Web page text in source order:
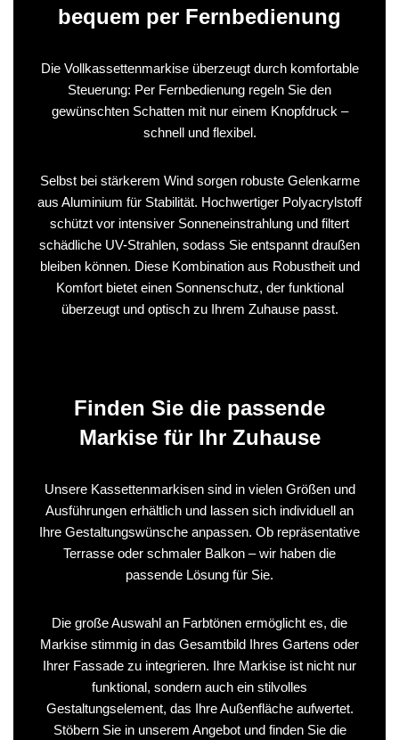
bequem per Fernbedienung
Die Vollkassettenmarkise überzeugt durch komfortable
Steuerung: Per Fernbedienung regeln Sie den
gewünschten Schatten mit nur einem Knopfdruck –
schnell und flexibel.
Selbst bei stärkerem Wind sorgen robuste Gelenkarme
aus Aluminium für Stabilität. Hochwertiger Polyacrylstoff
schützt vor intensiver Sonneneinstrahlung und filtert
schädliche UV-Strahlen, sodass Sie entspannt draußen
bleiben können. Diese Kombination aus Robustheit und
Komfort bietet einen Sonnenschutz, der funktional
überzeugt und optisch zu Ihrem Zuhause passt.
Finden Sie die passende
Markise für Ihr Zuhause
Unsere Kassettenmarkisen sind in vielen Größen und
Ausführungen erhältlich und lassen sich individuell an
Ihre Gestaltungswünsche anpassen. Ob repräsentative
Terrasse oder schmaler Balkon – wir haben die
passende Lösung für Sie.
Die große Auswahl an Farbtönen ermöglicht es, die
Markise stimmig in das Gesamtbild Ihres Gartens oder
Ihrer Fassade zu integrieren. Ihre Markise ist nicht nur
funktional, sondern auch ein stilvolles
Gestaltungselement, das Ihre Außenfläche aufwertet.
Stöbern Sie in unserem Angebot und finden Sie die